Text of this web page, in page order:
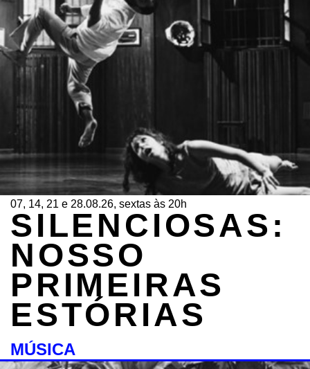
07, 14, 21 e 28.08.26, sextas às 20h
SILENCIOSAS:
NOSSO
PRIMEIRAS
ESTÓRIAS
MÚSICA